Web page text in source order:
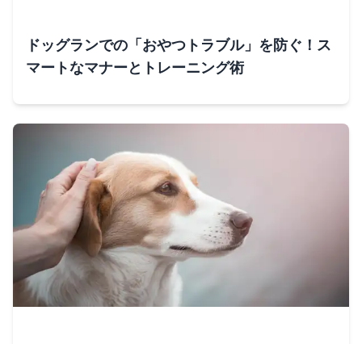
ドッグランでの「おやつトラブル」を防ぐ！ス
マートなマナーとトレーニング術